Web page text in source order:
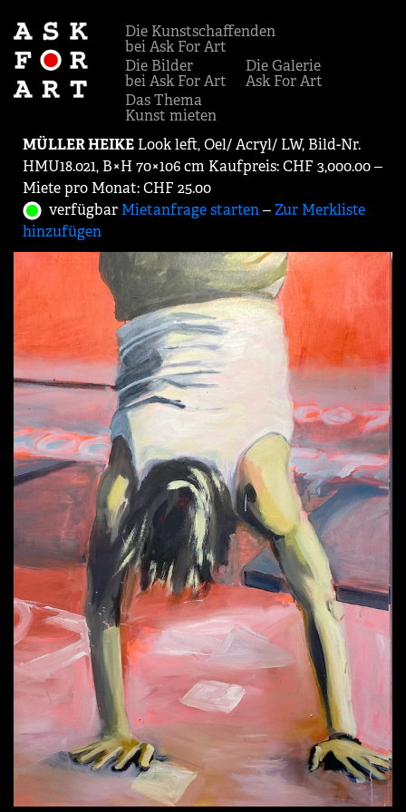
Die Kunstschaffenden
bei Ask For Art
Die Bilder
bei Ask For Art
Die Galerie
Ask For Art
Das Thema
Kunst mieten
MÜLLER HEIKE Look left, Oel/ Acryl/ LW, Bild-Nr.
HMU18.021, B×H 70×106 cm Kaufpreis: CHF 3,000.00 ‒
Miete pro Monat: CHF 25.00
verfügbar Mietanfrage starten‒Zur Merkliste
hinzufügen